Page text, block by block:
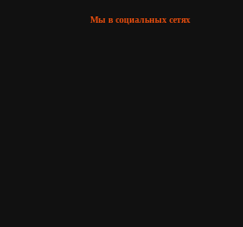
Мы в социальных сетях